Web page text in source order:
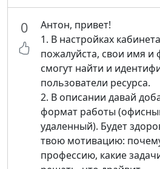
0
Антон, привет!
1. В настройках
пожалуйста, свои имя и
смогут найти и
пользователи ресурса.
2. В описании давай
формат работы
удаленный). Будет
твою мотивацию:
профессию, какие